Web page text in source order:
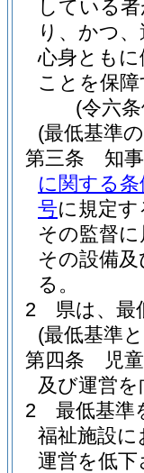
している
り、かつ
心身とも
ことを保
(令六
(最低基準
第三条
知
に関する条
号に規定
その監督
その設備
る。
2
県は、最
(最低基準
第四条
児
及び運営
2
最低基準
福祉施設
運営を低